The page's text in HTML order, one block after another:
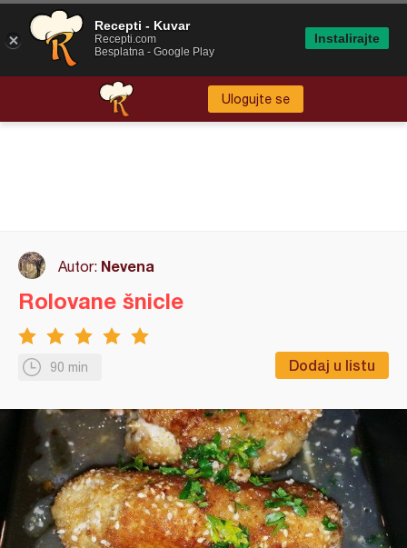
Ulogujte se
Autor: Nevena
90 min Dodaj u listu
Rolovane šnicle
Recepti - Kuvar
Recepti.com
Besplatna - Google Play
Instalirajte